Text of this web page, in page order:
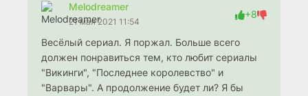
Melodreamer
21 мая 2021 11:54
+8
Весёлый сериал. Я поржал. Больше всего
должен понравиться тем, кто любит сериалы
"Викинги", "Последнее королевство" и
"Варвары". А продолжение будет ли? Я бы